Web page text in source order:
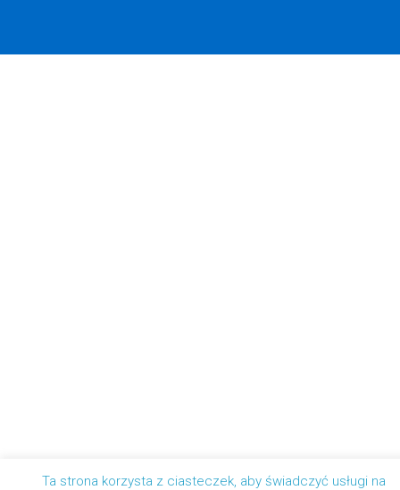
Ta strona korzysta z ciasteczek, aby świadczyć usługi na